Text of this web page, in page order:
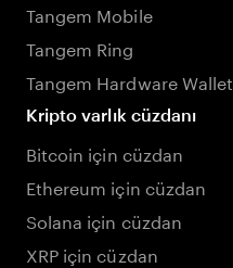
Tangem Mobile
Tangem Ring
Tangem Hardware Wallet
Kripto varlık cüzdanı
Bitcoin için cüzdan
Ethereum için cüzdan
Solana için cüzdan
XRP için cüzdan